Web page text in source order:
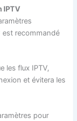
IPTV
est recommandé
les flux IPTV,
et évitera les
pour